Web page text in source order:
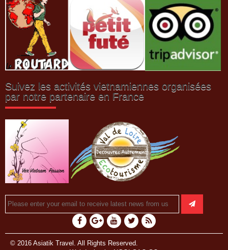
Suivez les activités vietnamiennes organisées
par notre partenaire en France
© 2016 Asiatik Travel. All Rights Reserved.